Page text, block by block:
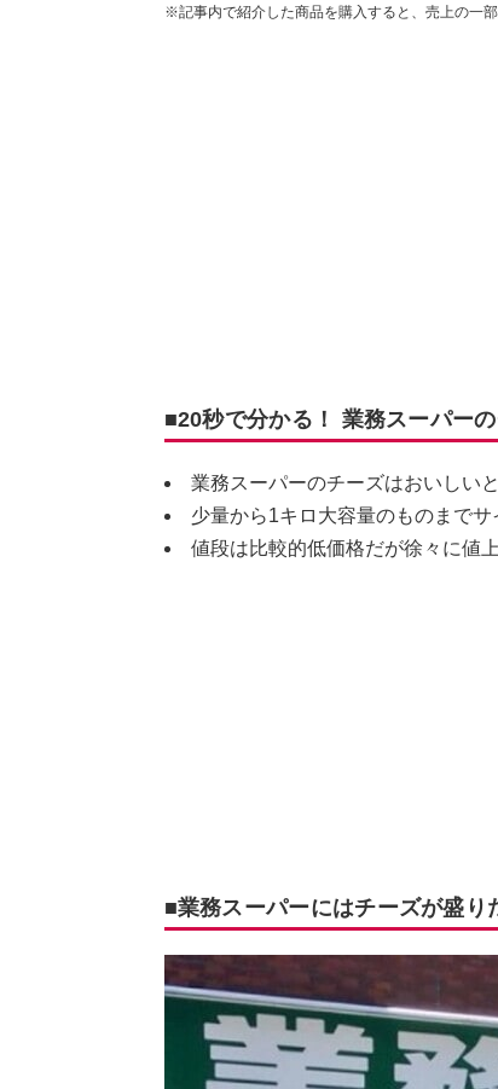
※記事内で紹介した商品を購入すると、売上の一
■20秒で分かる！ 業務スーパー
業務スーパーのチーズはおいしい
少量から1キロ大容量のものまでサ
値段は比較的低価格だが徐々に値
■業務スーパーにはチーズが盛り